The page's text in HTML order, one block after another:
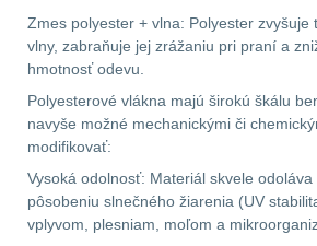
AR1512
AK4710
.2210
.223 (5.56mm)9
Zmes polyester + vlna: Polyester zvyšuje
vlny, zabraňuje jej zrážaniu pri praní a
hmotnosť odevu.
Polyesterové vlákna majú širokú škálu
navyše možné mechanickými či
modifikovať:
Vysoká odolnosť: Materiál skvele
pôsobeniu slnečného žiarenia (UV
vplyvom, plesniam, moľom a